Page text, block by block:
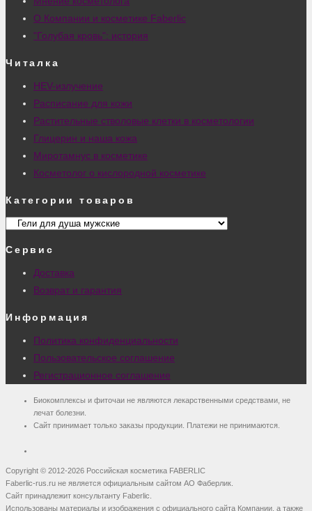
О Компании и косметике Faberlic
"Голубая кровь": история
Читалка
HEV-излучение
Расписание для кожи
Растительные стволовые клетки в косметологии
Глицерин и наша кожа
Миротамнус в косметике
Косметолог о кислородной косметике
Категории товаров
Сервис
Доставка
Возврат и гарантия
Информация
Политика конфиденциальности
Пользовательское соглашение
Регистрационное соглашение
Биокомплексы и фиточаи не являются лекарственными средствами, не
лечат болезни.
Сайт принимает только заказы продукции. Платежи не принимаются.
Copyright © 2012-2026 Российская косметика FABERLIC
Faberlic-rus.ru не является официальным сайтом АО Фаберлик.
Сайт принадлежит консультанту Faberlic.
Использованы материалы и изображения с официального сайта Компании, а также